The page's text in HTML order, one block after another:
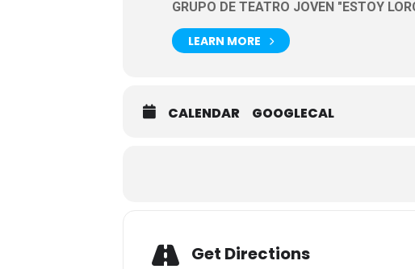
GRUPO DE TEATRO JOVEN "ESTOY
LEARN MORE
CALENDAR GOOGLECAL
Get Directions